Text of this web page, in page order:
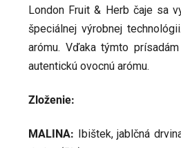
London Fruit & Herb čaje sa
špeciálnej výrobnej
arómu. Vďaka týmto
autentickú ovocnú arómu.
Zloženie:
MALINA: Ibištek, jablčná